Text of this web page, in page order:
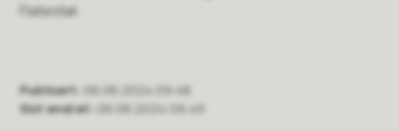
Flatestøl.
Publisert
06.06.2024 09:48
Sist endret
06.06.2024 09:49